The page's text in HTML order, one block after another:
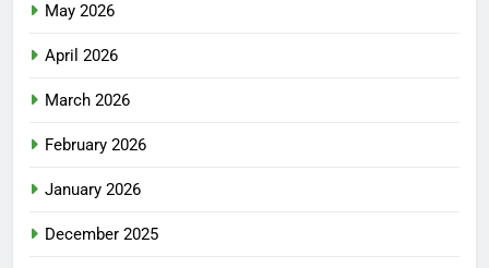
May 2026
April 2026
March 2026
February 2026
January 2026
December 2025